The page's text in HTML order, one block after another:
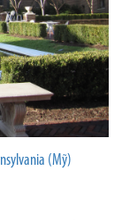
(Mỹ)